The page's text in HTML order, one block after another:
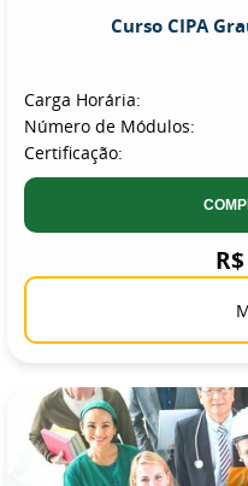
Curso CIPA
Carga Horária:
Número de Módulos:
Certificação: